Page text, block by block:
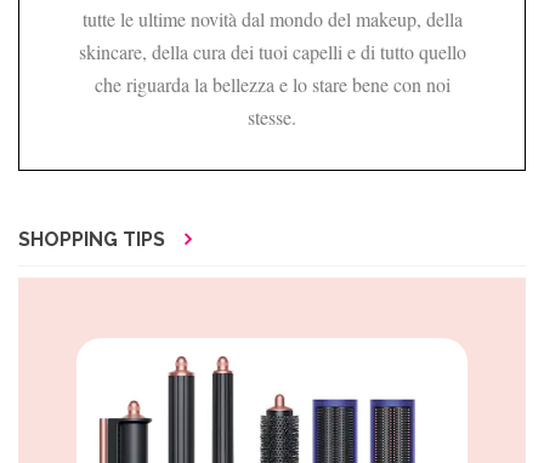
tutte le ultime novità dal mondo del makeup, della
skincare, della cura dei tuoi capelli e di tutto quello
che riguarda la bellezza e lo stare bene con noi
stesse.
SHOPPING TIPS